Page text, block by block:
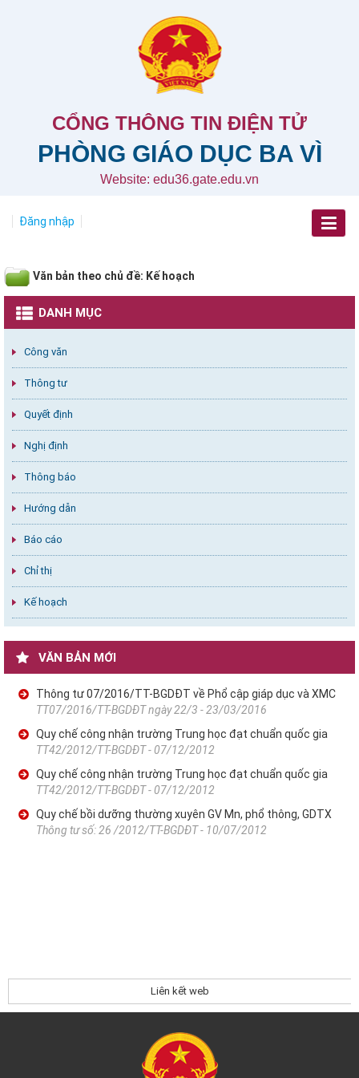
CỔNG THÔNG TIN ĐIỆN TỬ
PHÒNG GIÁO DỤC BA VÌ
Website: edu36.gate.edu.vn
Đăng nhập
Văn bản theo chủ đề: Kế hoạch
DANH MỤC
Công văn
Thông tư
Quyết định
Nghị định
Thông báo
Hướng dẫn
Báo cáo
Chỉ thị
Kế hoạch
VĂN BẢN MỚI
Thông tư 07/2016/TT-BGDĐT về Phổ cập giáp dục và XMC
TT07/2016/TT-BGDĐT ngày 22/3 - 23/03/2016
Quy chế công nhận trường Trung học đạt chuẩn quốc gia
TT42/2012/TT-BGDĐT - 07/12/2012
Quy chế công nhận trường Trung học đạt chuẩn quốc gia
TT42/2012/TT-BGDĐT - 07/12/2012
Quy chế bồi dưỡng thường xuyên GV Mn, phổ thông, GDTX
Thông tư số: 26 /2012/TT-BGDĐT - 10/07/2012
Liên kết web